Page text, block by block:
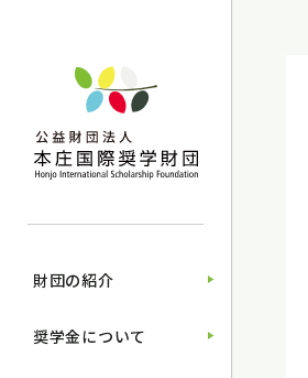
財団の紹介
奨学金について